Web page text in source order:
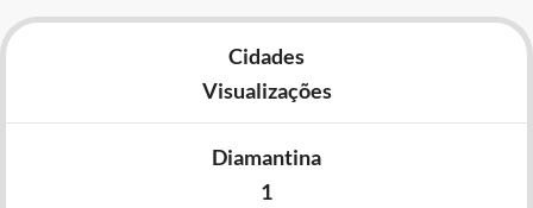
Cidades
Visualizações
Diamantina
1